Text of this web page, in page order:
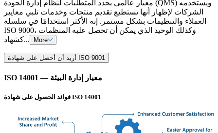
معيار عالمي يحدد المتطلبات لنظام إدارة الجودة (QMS) ويستخدمه
الشركات لإظهار أنها تستطيع تقديم منتجات وخدمات تلبي معايير
العملاء والتنظيمات بشكل مستمر. إنه الأكثر استخدامًا في سلسلة
ISO 9000، وكذلك الوحيد الذي يمكن أن تحصل عليه المنظمات
كشهاد...
More
أريد أن أحصل على شهادة ISO 9001
ISO 14001 — معيار إدارة البيئة
فوائد الحصول على شهادة ISO 14001